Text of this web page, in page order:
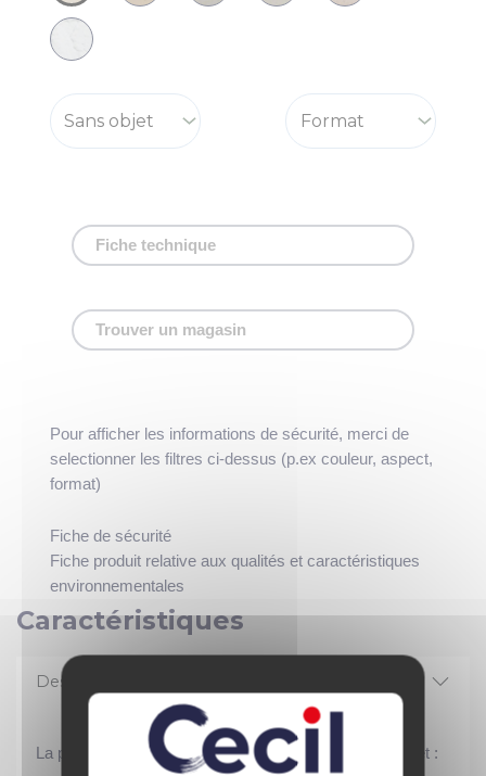
Fiche technique
Trouver un magasin
Pour afficher les informations de sécurité, merci de
selectionner les filtres ci-dessus (p.ex couleur, aspect,
format)
Fiche de sécurité
Fiche produit relative aux qualités et caractéristiques
environnementales
Caractéristiques
Description
La pâte à bois PBEX CECIL PROFESSIONNEL permet :